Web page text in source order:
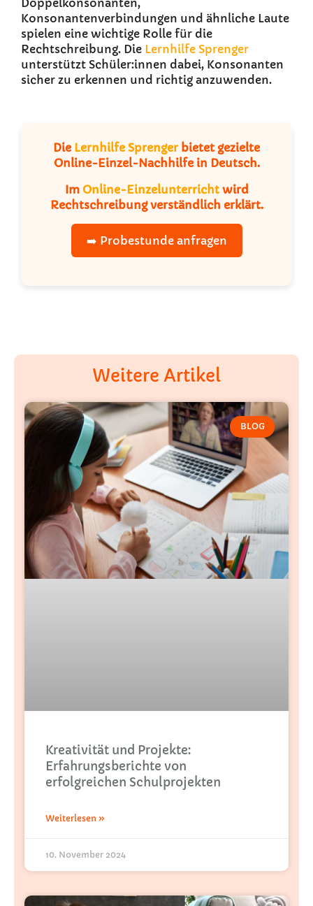
Doppelkonsonanten,
Konsonantenverbindungen und ähnliche Laute
spielen eine wichtige Rolle für die
Rechtschreibung. Die Lernhilfe Sprenger
unterstützt Schüler:innen dabei, Konsonanten
sicher zu erkennen und richtig anzuwenden.
Die Lernhilfe Sprengerbietet gezielte
Online-Einzel-Nachhilfein Deutsch.
Im Online-Einzelunterrichtwird
Rechtschreibung verständlich erklärt.
➡️ Probestunde anfragen
Weitere Artikel
BLOG
Kreativität und Projekte:
Erfahrungsberichte von
erfolgreichen Schulprojekten
Weiterlesen »
10. November 2024